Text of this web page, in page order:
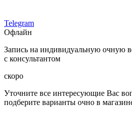
Telegram
Офлайн
Запись на индивидуальную очную
с консультантом
скоро
Уточните все интересующие Вас
подберите варианты очно в